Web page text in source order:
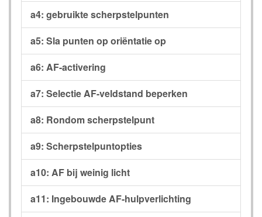
a4: gebruikte scherpstelpunten
a5: Sla punten op oriëntatie op
a6: AF-activering
a7: Selectie AF-veldstand beperken
a8: Rondom scherpstelpunt
a9: Scherpstelpuntopties
a10: AF bij weinig licht
a11: Ingebouwde AF-hulpverlichting